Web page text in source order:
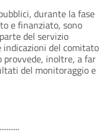
durante la fase
e finanziato, sono
del servizio
indicazioni del comitato
inoltre, a far
del monitoraggio e